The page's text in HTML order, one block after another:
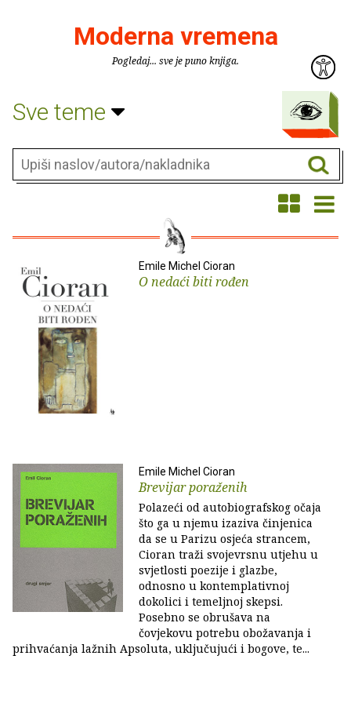
Moderna vremena
Pogledaj... sve je puno knjiga.
Sve teme
Emile Michel Cioran
O nedaći biti rođen
Emile Michel Cioran
Brevijar poraženih
Polazeći od autobiografskog očaja
što ga u njemu izaziva činjenica
da se u Parizu osjeća strancem,
Cioran traži svojevrsnu utjehu u
svjetlosti poezije i glazbe,
odnosno u kontemplativnoj
dokolici i temeljnoj skepsi.
Posebno se obrušava na
čovjekovu potrebu obožavanja i
prihvaćanja lažnih Apsoluta, uključujući i bogove, te...